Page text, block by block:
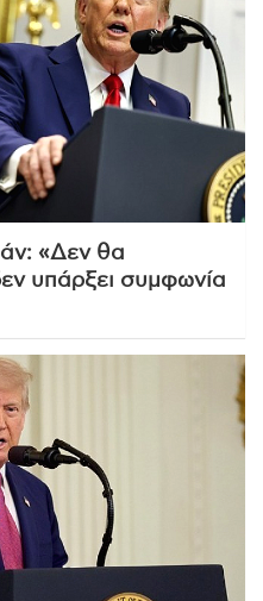
«Δεν θα
υπάρξει συμφωνία